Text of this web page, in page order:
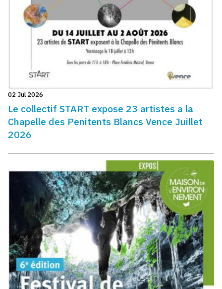
02 Jul 2026
Le collectif START expose 23 artistes a la
Chapelle des Penitents Blancs Vence Juillet
2026